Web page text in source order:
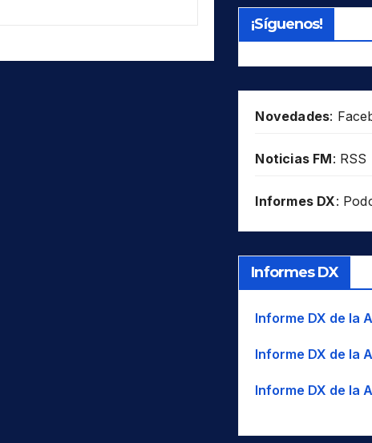
¡Síguenos!
Novedades:
Noticias FM: RSS
Informes DX:
Informes DX
Informe DX de la
Informe DX de la
Informe DX de la